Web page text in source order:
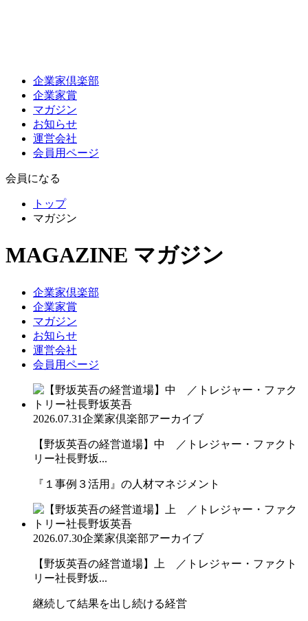
企業家倶楽部
企業家賞
マガジン
お知らせ
運営会社
会員用ページ
会員になる
トップ
マガジン
MAGAZINE マガジン
企業家倶楽部
企業家賞
マガジン
お知らせ
運営会社
会員用ページ
2026.07.31企業家倶楽部アーカイブ
【野坂英吾の経営道場】中 ／トレジャー・ファクト
リー社長野坂...
『１事例３活用』の人材マネジメント
2026.07.30企業家倶楽部アーカイブ
【野坂英吾の経営道場】上 ／トレジャー・ファクト
リー社長野坂...
継続して結果を出し続ける経営